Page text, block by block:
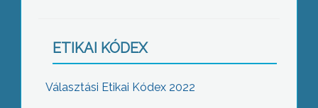
ETIKAI KÓDEX
Választási Etikai Kódex 2022